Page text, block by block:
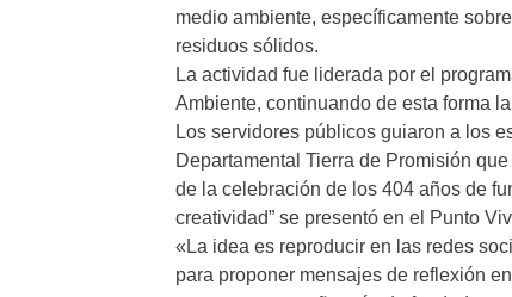
medio ambiente, específicamente
residuos sólidos.
La actividad fue liderada por el
Ambiente, continuando de esta forma
Los servidores públicos guiaron a los
Departamental Tierra de Promisión
de la celebración de los 404 años de
creatividad” se presentó en el Punto
«La idea es reproducir en las redes
para proponer mensajes de reflexión